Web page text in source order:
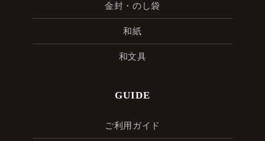
金封・のし袋
和紙
和文具
GUIDE
ご利用ガイド